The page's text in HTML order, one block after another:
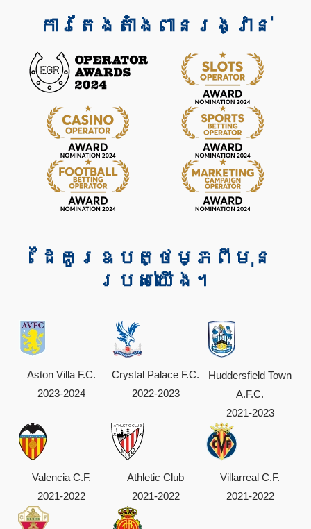
ការតែងតាំងពានរង្វាន់
ដៃគូរឧបត្ថម្ភពីមុន
របស់យើង។
Aston Villa F.C.
2023-2024
Crystal Palace F.C.
2022-2023
Huddersfield Town
A.F.C.
2021-2023
Valencia C.F.
2021-2022
Athletic Club
2021-2022
Villarreal C.F.
2021-2022